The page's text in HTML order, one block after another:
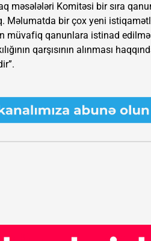
məsələləri Komitəsi bir sıra
Məlumatda bir çox yeni
müvafiq qanunlara istinad
qarşısının alınması